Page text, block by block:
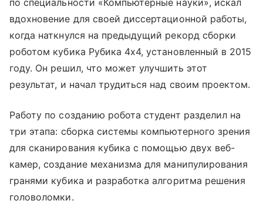
по специальности «Компьютерные науки», искал
вдохновение для своей диссертационной работы,
когда наткнулся на предыдущий рекорд сборки
роботом кубика Рубика 4x4, установленный в 2015
году. Он решил, что может улучшить этот
результат, и начал трудиться над своим проектом.
Работу по созданию робота студент разделил на
три этапа: сборка системы компьютерного зрения
для сканирования кубика с помощью двух веб-
камер, создание механизма для манипулирования
гранями кубика и разработка алгоритма решения
головоломки.